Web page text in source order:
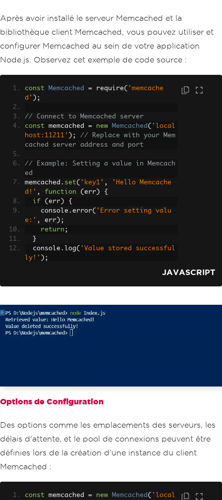
Après avoir installé le serveur Memcached et la
bibliothèque client Memcached, vous pouvez utiliser et
configurer Memcached au sein de votre application
Node.js. Observez cet exemple de code source :
const Memcached = require( 'memcache
d' );
// Connect to Memcached server
const memcached = new Memcached ( 'local
host:11211' );
// Replace with your Mem
cached server address and port
// Example: Setting a value in Memcach
ed
memcached . set( 'key1' ,
'Hello Memcache
d!' , function ( err )
{
if
( err )
{
    console
. error( 'Error setting valu
e:' , err );
return ;
}
  console
. log( 'Value stored successful
ly!' );
// Example: Retrieving a value from Me
memcached.get('key1', function (err, d
ata)
{
if
(err)
{
    console
memcached . del( 'key1' , function ( err)
{
if
(err
{
e:', err);
return
lly!' );
JAVASCRIPT
Options de Configuration
Des options comme les emplacements des serveurs, les
délais d'attente, et le pool de connexions peuvent être
définies lors de la création d'une instance du client
Memcached :
const memcached = new Memcached ( 'local